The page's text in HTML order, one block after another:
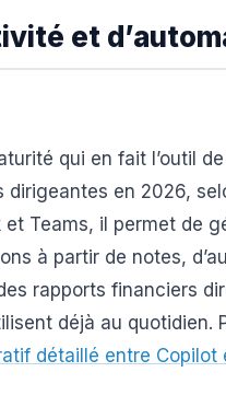
et
qui en fait l’outil
en 2026,
Teams, il permet de
à partir de notes,
rapports financiers
déjà au quotidien.
détaillé entre Copilot